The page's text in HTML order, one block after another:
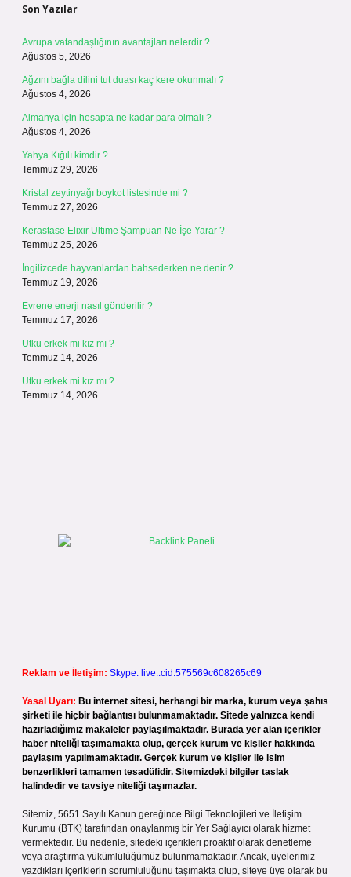
Son Yazılar
Avrupa vatandaşlığının avantajları nelerdir ?
Ağustos 5, 2026
Ağzını bağla dilini tut duası kaç kere okunmalı ?
Ağustos 4, 2026
Almanya için hesapta ne kadar para olmalı ?
Ağustos 4, 2026
Yahya Kığılı kimdir ?
Temmuz 29, 2026
Kristal zeytinyağı boykot listesinde mi ?
Temmuz 27, 2026
Kerastase Elixir Ultime Şampuan Ne İşe Yarar ?
Temmuz 25, 2026
İngilizcede hayvanlardan bahsederken ne denir ?
Temmuz 19, 2026
Evrene enerji nasıl gönderilir ?
Temmuz 17, 2026
Utku erkek mi kız mı ?
Temmuz 14, 2026
Utku erkek mi kız mı ?
Temmuz 14, 2026
Reklam ve İletişim: Skype: live:.cid.575569c608265c69
Yasal Uyarı: Bu internet sitesi, herhangi bir marka, kurum veya şahıs
şirketi ile hiçbir bağlantısı bulunmamaktadır. Sitede yalnızca kendi
hazırladığımız makaleler paylaşılmaktadır. Burada yer alan içerikler
haber niteliği taşımamakta olup, gerçek kurum ve kişiler hakkında
paylaşım yapılmamaktadır. Gerçek kurum ve kişiler ile isim
benzerlikleri tamamen tesadüfidir. Sitemizdeki bilgiler taslak
halindedir ve tavsiye niteliği taşımazlar.
Sitemiz, 5651 Sayılı Kanun gereğince Bilgi Teknolojileri ve İletişim
Kurumu (BTK) tarafından onaylanmış bir Yer Sağlayıcı olarak hizmet
vermektedir. Bu nedenle, sitedeki içerikleri proaktif olarak denetleme
veya araştırma yükümlülüğümüz bulunmamaktadır. Ancak, üyelerimiz
yazdıkları içeriklerin sorumluluğunu taşımakta olup, siteye üye olarak bu